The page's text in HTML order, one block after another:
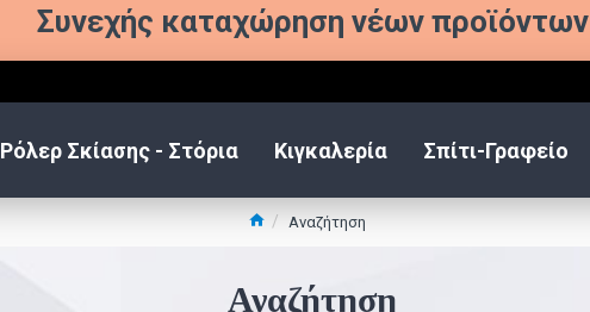
Συνεχής καταχώρηση νέων προϊόντων
Ρόλερ Σκίασης - Στόρια Κιγκαλερία Σπίτι-Γραφείο
Αναζήτηση
Αναζήτηση